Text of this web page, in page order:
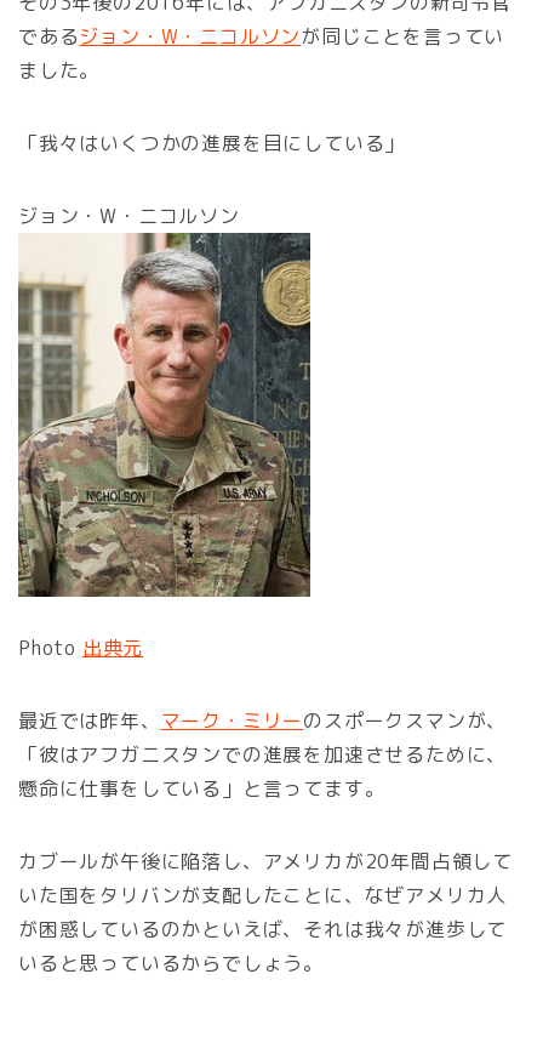
であるジョン・W・ニコルソンが同じことを言ってい
ました。
「我々はいくつかの進展を目にしている」
ジョン・W・ニコルソン
Photo 出典元
最近では昨年、 マーク・ミリーのスポークスマンが、
「彼はアフガニスタンでの進展を加速させるために、
懸命に仕事をしている」と言ってます。
カブールが午後に陥落し、アメリカが20年間占領して
いた国をタリバンが支配したことに、なぜアメリカ人
が困惑しているのかといえば、それは我々が進歩して
いると思っているからでしょう。